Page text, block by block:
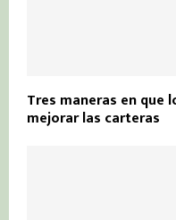
Tres maneras en que
mejorar las carteras